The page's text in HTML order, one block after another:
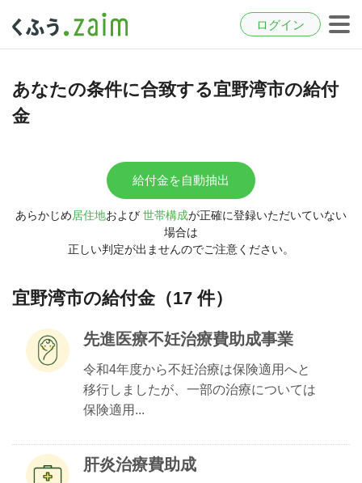
ログイン
あなたの条件に合致する宜野湾市の給付
金
給付金を自動抽出
あらかじめ居住地および 世帯構成が正確に登録いただいていない
場合は
正しい判定が出ませんのでご注意ください。
宜野湾市の給付金（17 件）
先進医療不妊治療費助成事業
令和4年度から不妊治療は保険適用へと
移行しましたが、一部の治療については
保険適用...
肝炎治療費助成